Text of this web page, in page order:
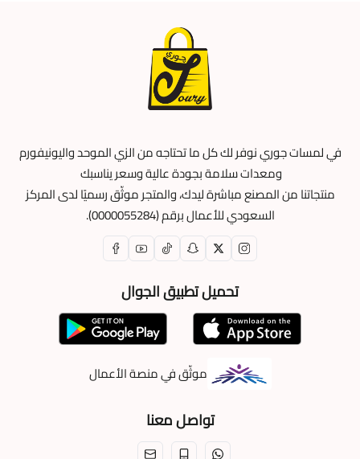
في لمسات جوري نوفر لك كل ما تحتاجه من الزي الموحد واليونيفورم
ومعدات سلامة بجودة عالية وسعر يناسبك
منتجاتنا من المصنع مباشرة ليدك، والمتجر موثّق رسميًا لدى المركز
السعودي للأعمال برقم (0000055284).
تحميل تطبيق الجوال
موثّق في منصة الأعمال
تواصل معنا